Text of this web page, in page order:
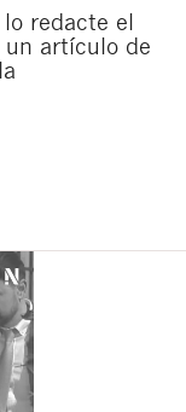
redacte el
un artículo de